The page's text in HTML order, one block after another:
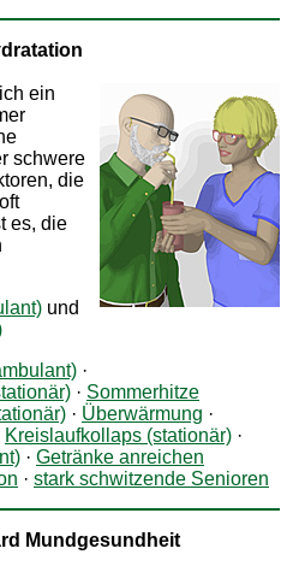
ein
schwere
die
es, die
und
·
· Sommerhitze
· Überwärmung ·
Kreislaufkollaps (stationär) ·
· Getränke anreichen
· stark schwitzende Senioren
Mundgesundheit